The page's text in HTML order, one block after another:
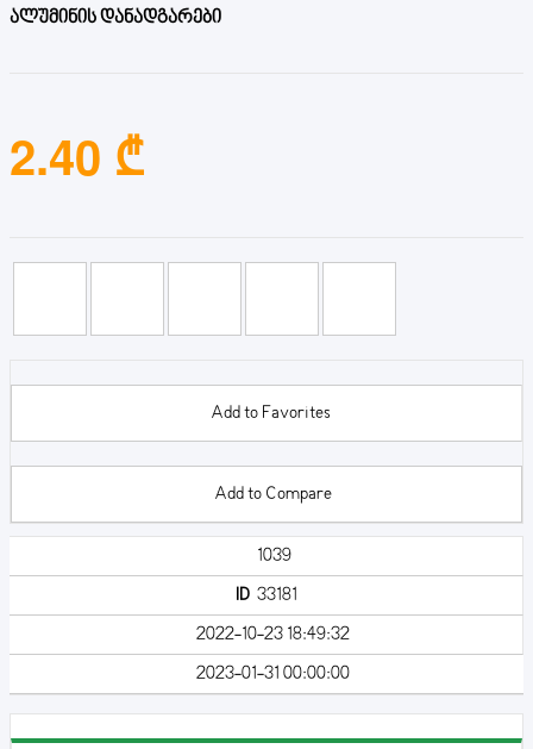
ალუმინის დანადგარები
2.40 ₾
Add to Favorites
Add to Compare
1039
ID33181
2022-10-23 18:49:32
2023-01-31 00:00:00